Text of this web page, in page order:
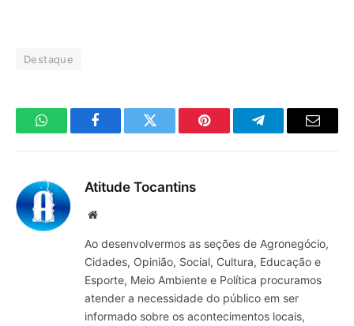
Destaque
WhatsAppFacebookTwitter Pinterest TelegramaE-
Atitude Tocantins
Site
Ao desenvolvermos as seções de Agronegócio,
Cidades, Opinião, Social, Cultura, Educação e
Esporte, Meio Ambiente e Política procuramos
atender a necessidade do público em ser
informado sobre os acontecimentos locais,